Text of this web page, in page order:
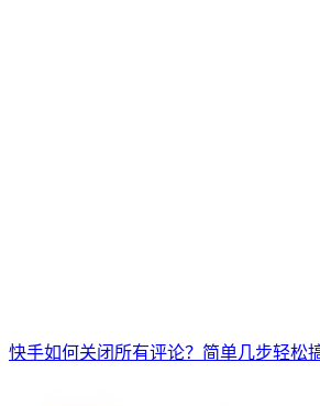
快手如何关闭所有评论？简单几步轻松